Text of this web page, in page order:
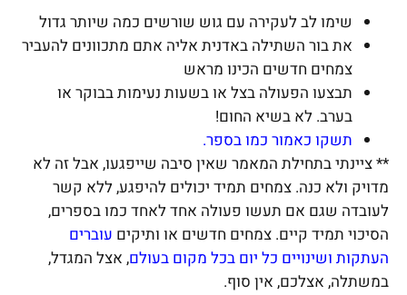
שימו לב לעקירה עם גוש שורשים כמה שיותר גדול
את בור השתילה באדנית אליה אתם מתכוונים להעביר
צמחים חדשים הכינו מראש
תבצעו הפעולה בצל או בשעות נעימות בבוקר או
בערב. לא בשיא החום!
תשקו כאמור כמו בספר.
** ציינתי בתחילת המאמר שאין סיבה שייפגעו, אבל זה לא
מדויק ולא כנה. צמחים תמיד יכולים להיפגע, ללא קשר
לעובדה שגם אם תעשו פעולה אחד לאחד כמו בספרים,
הסיכוי תמיד קיים. צמחים חדשים או ותיקים עוברים
העתקות ושינויים כל יום בכל מקום בעולם, אצל המגדל,
במשתלה, אצלכם, אין סוף.